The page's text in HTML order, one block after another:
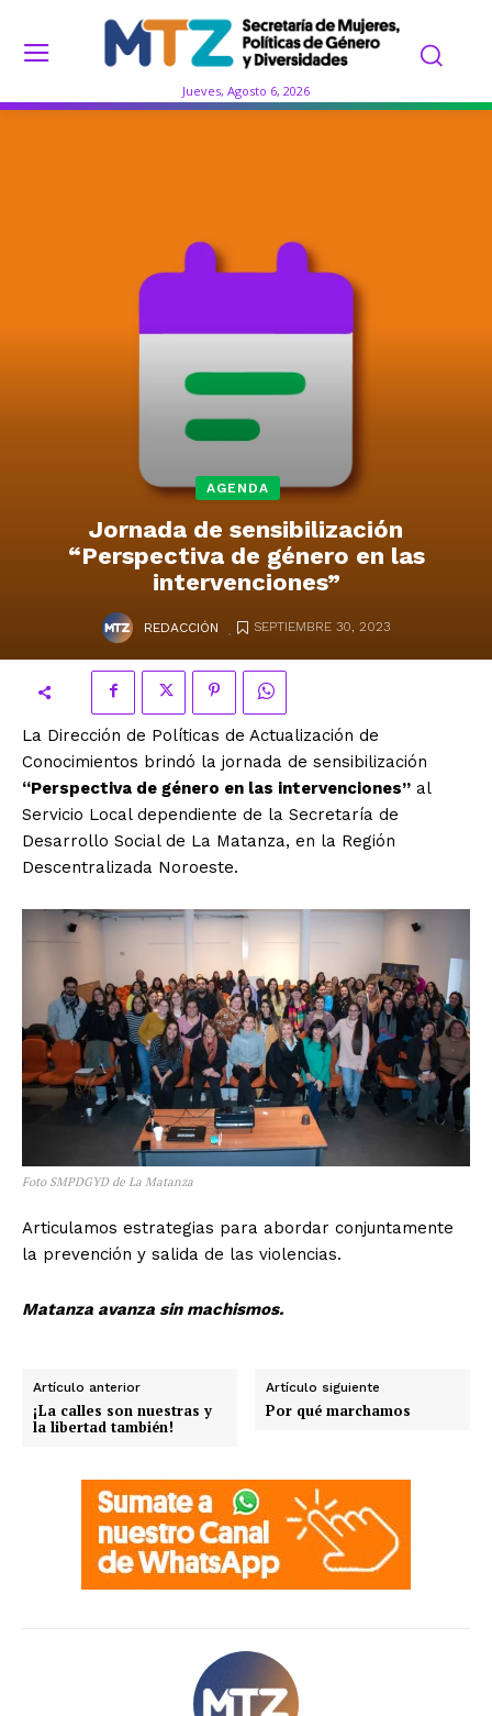
Jueves, Agosto 6, 2026
AGENDA
Jornada de sensibilización
“Perspectiva de género en las
intervenciones”
REDACCIÓN . SEPTIEMBRE 30, 2023
La Dirección de Políticas de Actualización de
Conocimientos brindó la jornada de sensibilización
“Perspectiva de género en las intervenciones” al
Servicio Local dependiente de la Secretaría de
Desarrollo Social de La Matanza, en la Región
Descentralizada Noroeste.
Foto SMPDGYD de La Matanza
Articulamos estrategias para abordar conjuntamente
la prevención y salida de las violencias.
Matanza avanza sin machismos.
Artículo anterior
¡La calles son nuestras y
la libertad también!
Artículo siguiente
Por qué marchamos